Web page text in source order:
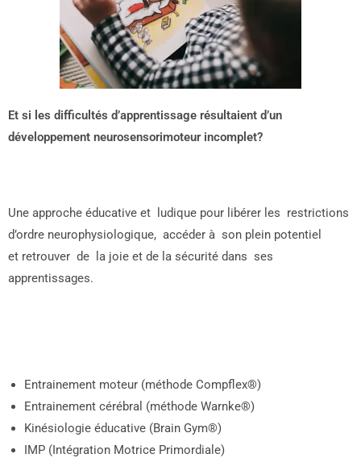
Et si les difficultés d’apprentissage résultaient d’un
développement neurosensorimoteur incomplet?
Une approche éducative et ludique pour libérer les restrictions
d’ordre neurophysiologique, accéder à son plein potentiel
et retrouver de la joie et de la sécurité dans ses
apprentissages.
Entrainement moteur (méthode Compflex®)
Entrainement cérébral (méthode Warnke®)
Kinésiologie éducative (Brain Gym®)
IMP (Intégration Motrice Primordiale)